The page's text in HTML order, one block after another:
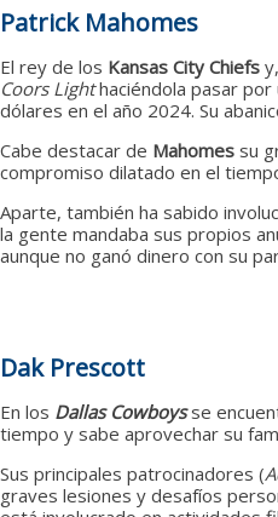
Patrick Mahomes
El rey de los Kansas City Chiefs
Coors Lighthaciéndola pasar por
dólares en el año 2024. Su
Cabe destacar de Mahomes su
compromiso dilatado en el
Aparte, también ha sabido
la gente mandaba sus propios
aunque no ganó dinero con su
Dak Prescott
En los Dallas Cowboysse
tiempo y sabe aprovechar su
Sus principales patrocinadores (
graves lesiones y desafíos